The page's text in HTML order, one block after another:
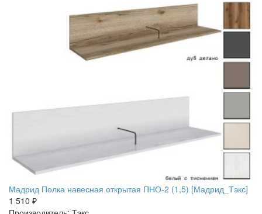
Мадрид Полка навесная открытая ПНО-2 (1,5) [Мадрид_Тэкс]
1 510 ₽